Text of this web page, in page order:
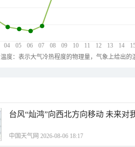
04 05 06 07 08 09 10 11 12 13 14
温度：表示大气冷热程度的物理量，气象上给出
台风“灿鸿”向西北方向移动 未来对
中国天气网 2026-08-06 18:17